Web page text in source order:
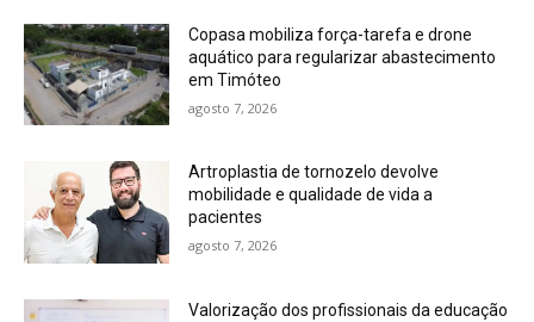
Copasa mobiliza força-tarefa e drone
aquático para regularizar abastecimento
em Timóteo
agosto 7, 2026
Artroplastia de tornozelo devolve
mobilidade e qualidade de vida a
pacientes
agosto 7, 2026
Valorização dos profissionais da educação